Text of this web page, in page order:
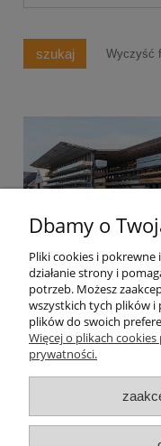
szukaj Wyczyść
Dbamy o
Pliki cookies i
działanie strony i
potrzeb. Możesz
wszystkich tych plików i
plików do swoich
Więcej o plikach
prywatności.